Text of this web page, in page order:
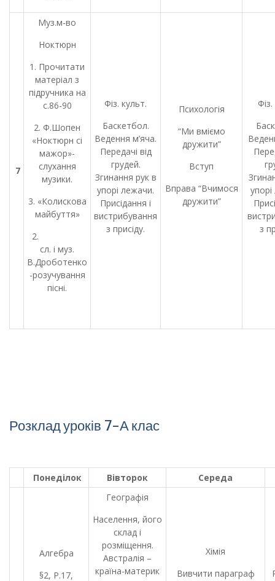
7
Муз.м-во
Ноктюрн
1. Прочитати
матеріал з
підручника на
с.86-90
2. Ф.Шопен
«Ноктюрн сі
мажор»-
слухання
музики.
3. «Колискова
майбуття»
2.
сл. і муз.
В.Дроботенко
-розучування
пісні.
Фіз. культ.
Баскетбол.
Ведення м’яча.
Передачі від
грудей.
Згинання рук в
упорі лежачи.
Присідання і
вистрибування
з присіду.
Психологія
“Ми вміємо
дружити”
Вступ
Вправа “Вчимося
дружити”
з
Розклад уроків 7-А клас
Понеділок Вівторок Середа
Алгебра
§2, Р.17,
Географія
Населення, його
склад і
розміщення.
Австралія –
країна-материк
Хімія
Вивчити параграф